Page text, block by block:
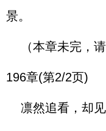
景。
（本章未完，请
196章(第2/2页)
凛然追看，却见